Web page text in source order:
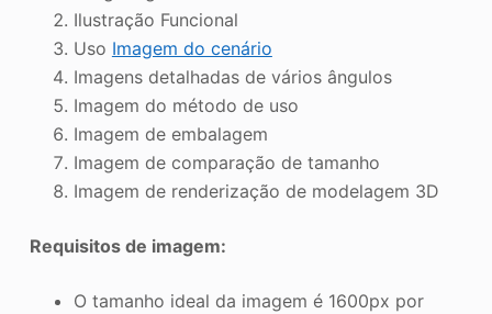
Ilustração Funcional
Uso Imagem do cenário
Imagens detalhadas de vários ângulos
Imagem do método de uso
Imagem de embalagem
Imagem de comparação de tamanho
Imagem de renderização de modelagem 3D
Requisitos de imagem:
O tamanho ideal da imagem é 1600px por